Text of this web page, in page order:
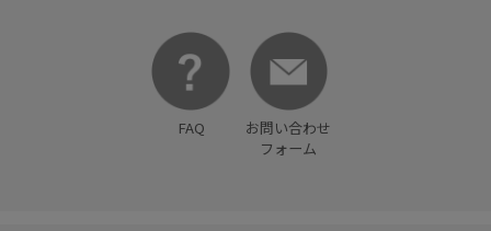
FAQ
お問い合わせ
フォーム